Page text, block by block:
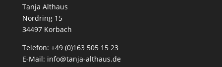
Tanja Althaus
Nordring 15
34497 Korbach
Telefon: +49 (0)163 505 15 23
E-Mail: info@tanja-althaus.de